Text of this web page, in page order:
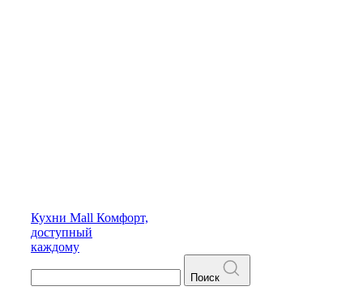
Кухни Mall Комфорт,
доступный
каждому
Поиск